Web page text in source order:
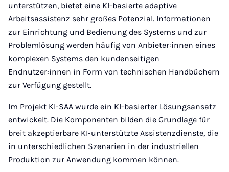
unterstützen, bietet eine KI-basierte adaptive
Arbeitsassistenz sehr großes Potenzial. Informationen
zur Einrichtung und Bedienung des Systems und zur
Problemlösung werden häufig von Anbieter:innen eines
komplexen Systems den kundenseitigen
Endnutzer:innen in Form von technischen Handbüchern
zur Verfügung gestellt.
Im Projekt KI-SAA wurde ein KI-basierter Lösungsansatz
entwickelt. Die Komponenten bilden die Grundlage für
breit akzeptierbare KI-unterstützte Assistenzdienste, die
in unterschiedlichen Szenarien in der industriellen
Produktion zur Anwendung kommen können.